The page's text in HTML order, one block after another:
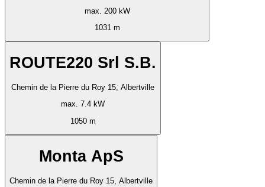
max. 200 kW
1031 m
ROUTE220 Srl S.B.
Chemin de la Pierre du Roy 15, Albertville
max. 7.4 kW
1050 m
Monta ApS
Chemin de la Pierre du Roy 15, Albertville